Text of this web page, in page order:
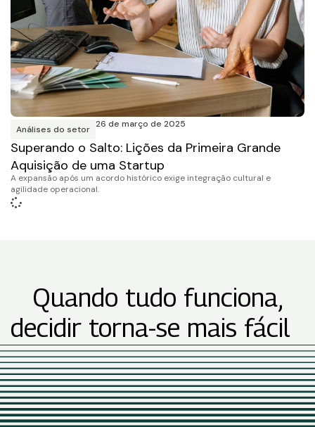
Análises do setor 26 de março de 2025
Superando o Salto: Lições da Primeira Grande
Aquisição de uma Startup
A expansão após um acordo histórico exige integração cultural e
agilidade operacional.
Quando tudo funciona,
decidir torna-se mais fácil